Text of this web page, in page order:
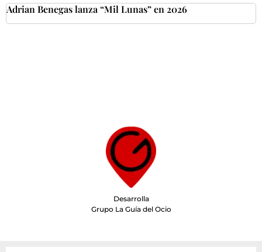
Adrian Benegas lanza “Mil Lunas” en 2026
Desarrolla
Grupo La Guía del Ocio